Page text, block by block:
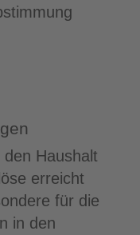
Haushalt
erreicht
für die
in den